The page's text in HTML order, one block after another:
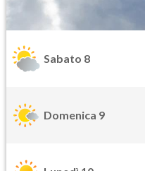
Sabato 8
Domenica 9